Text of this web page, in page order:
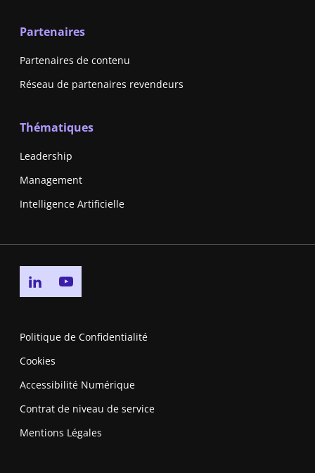
Partenaires
Partenaires de contenu
Réseau de partenaires revendeurs
Thématiques
Leadership
Management
Intelligence Artificielle
Go to linkedin page
Politique de Confidentialité
Cookies
Accessibilité Numérique
Contrat de niveau de service
Mentions Légales